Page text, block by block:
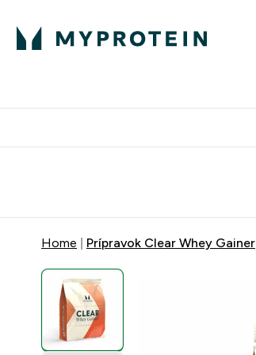
Home Prípravok Clear Whey Gainer